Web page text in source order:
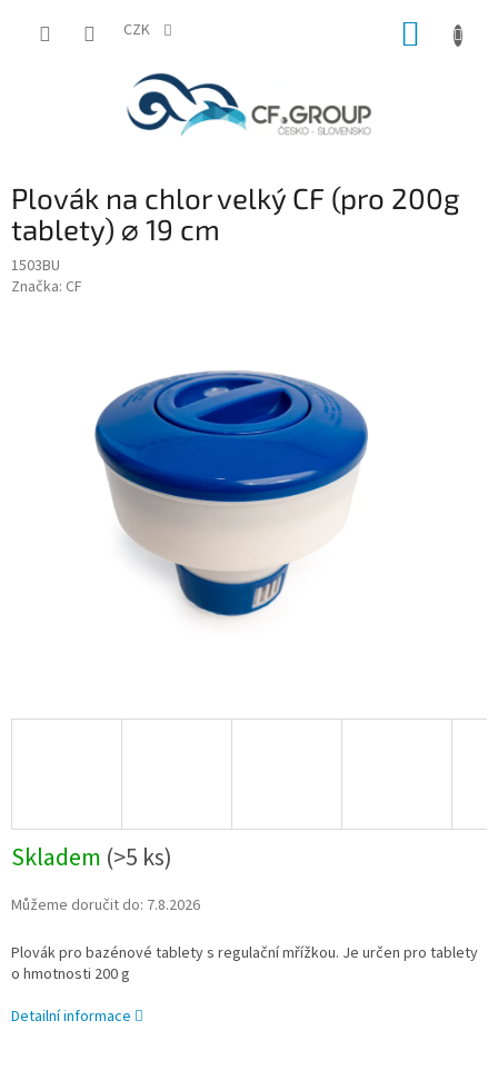
CZK
Plovák na chlor velký CF (pro 200g
tablety) ⌀ 19 cm
1503BU
Značka: CF
Skladem (>5 ks)
Můžeme doručit do: 7.8.2026
Plovák pro bazénové tablety s regulační mřížkou. Je určen pro tablety
o hmotnosti 200 g
Detailní informace